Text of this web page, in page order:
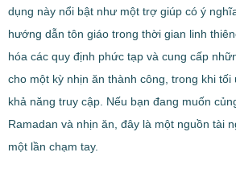
dụng này nổi bật như một trợ giúp có ý
hướng dẫn tôn giáo trong thời gian linh
hóa các quy định phức tạp và cung cấp
cho một kỳ nhịn ăn thành công, trong khi
khả năng truy cập. Nếu bạn đang muốn
Ramadan và nhịn ăn, đây là một nguồn tài
một lần chạm tay.